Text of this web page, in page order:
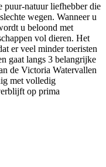
puur-natuur liefhebber die
wegen. Wanneer u
u beloond met
vol dieren. Het
er veel minder toeristen
gaat langs 3 belangrijke
de Victoria Watervallen
met volledig
op prima